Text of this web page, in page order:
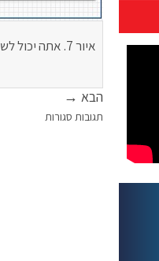
הבא →
תגובות סגורות